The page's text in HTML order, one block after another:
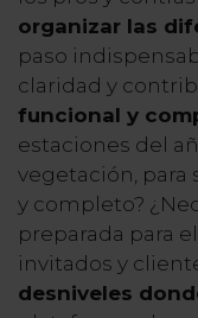
organizar las
paso
claridad y
funcional y
estaciones del
vegetación,
y completo?
preparada para
invitados y
desniveles